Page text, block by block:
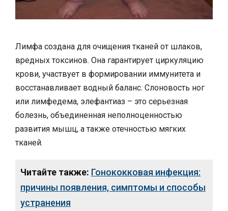
Лимфа создана для очищения тканей от шлаков,
вредных токсинов. Она гарантирует циркуляцию
крови, участвует в формировании иммунитета и
восстанавливает водный баланс. Слоновость ног
или лимфедема, элефантиаз – это серьезная
болезнь, объединенная неполноценностью
развития мышц, а также отечностью мягких
тканей.
Читайте также: Гонококковая инфекция:
причины появления, симптомы и способы
устранения